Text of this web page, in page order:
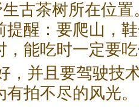
古茶树所在位
提醒：要爬山，
，能吃时一定要
，并且要驾驶技
拍不尽的风光。